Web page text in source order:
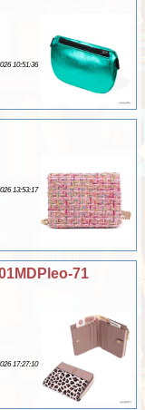
10:51:36
13:53:17
71
17:27:10